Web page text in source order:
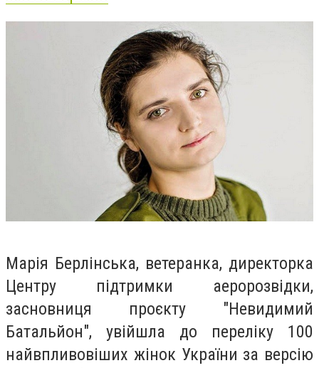
Марія Берлінська, ветеранка, директорка
Центру підтримки аеророзвідки,
засновниця проєкту "Невидимий
Батальйон", увійшла до переліку 100
найвпливовіших жінок України за версію